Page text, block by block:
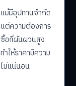
แม้มีอุปทานจำกัด
แต่ความต้องการ
ซื้อที่ผันผวนสูง
ทำให้ราคามีความ
ไม่แน่นอน